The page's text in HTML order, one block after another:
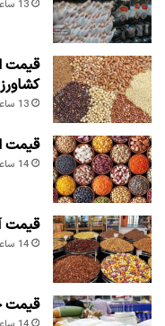
13 ساعت پیش
قیمت
کشاورزی ۱۷
13 ساعت پیش
قیمت
14 ساعت پیش
قیمت
14 ساعت پیش
قیمت